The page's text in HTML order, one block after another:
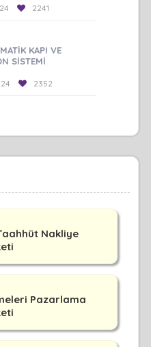
2241
KAPI VE
SİSTEMİ
2352
Nakliye
Pazarlama